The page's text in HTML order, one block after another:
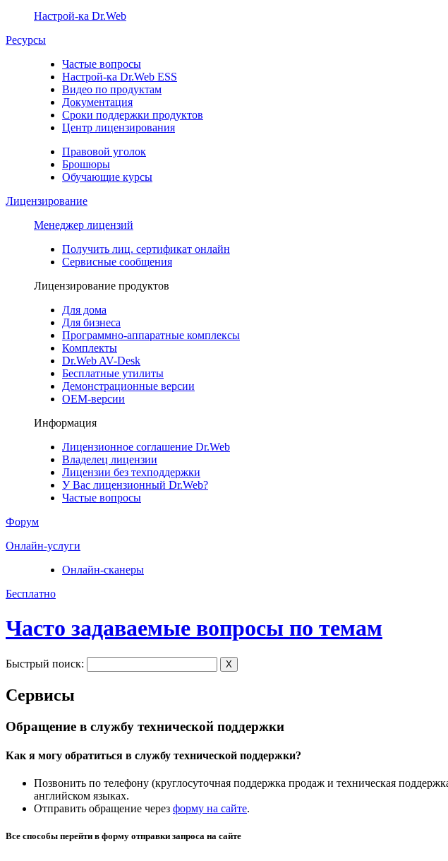
Настрой-ка Dr.Web
Ресурсы
Частые вопросы
Настрой-ка Dr.Web ESS
Видео по продуктам
Документация
Сроки поддержки продуктов
Центр лицензирования
Правовой уголок
Брошюры
Обучающие курсы
Лицензирование
Менеджер лицензий
Получить лиц. сертификат онлайн
Сервисные сообщения
Лицензирование продуктов
Для дома
Для бизнеса
Программно-аппаратные комплексы
Комплекты
Dr.Web AV-Desk
Бесплатные утилиты
Демонстрационные версии
ОЕМ-версии
Информация
Лицензионное соглашение Dr.Web
Владелец лицензии
Лицензии без техподдержки
У Вас лицензионный Dr.Web?
Частые вопросы
Форум
Онлайн-услуги
Онлайн-сканеры
Бесплатно
Часто задаваемые вопросы по темам
Быстрый поиск: X
Сервисы
Обращение в службу технической поддержки
Как я могу обратиться в службу технической поддержки?
Позвонить по телефону (круглосуточная поддержка продаж и техническая
английском языках.
Отправить обращение через форму на сайте.
Все способы перейти в форму отправки запроса на сайте